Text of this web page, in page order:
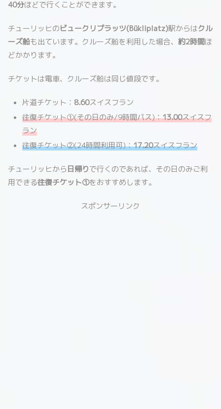
40分ほどで行くことができます。
チューリッヒのビュークリプラッツ(Bükliplatz)駅からはクル
ーズ船も出ています。クルーズ船を利用した場合、 約2時間ほ
どかかります。
チケットは電車、クルーズ船は同じ値段です。
片道チケット： 8.60スイスフラン
往復チケット①(その日のみ/9時間パス)：13.00スイスフ
ラン
往復チケット②(24時間利用可)：17.20スイスフラン
チューリッヒから日帰りで行くのであれば、その日のみご利
用できる往復チケット①をおすすめします。
スポンサーリンク